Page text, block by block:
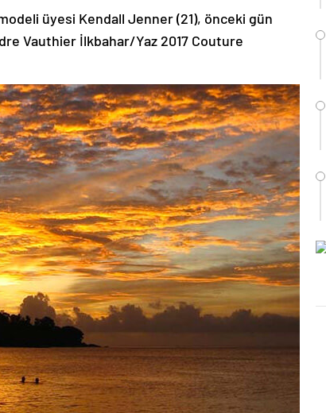
üyesi Kendall Jenner (21), önceki gün
Vauthier İlkbahar/Yaz 2017 Couture